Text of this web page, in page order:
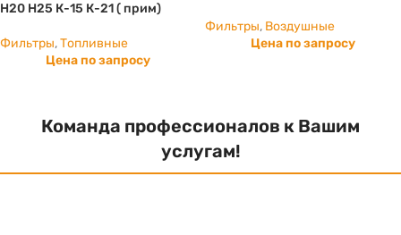
H20 H25 К-15 К-21 ( прим)
Фильтры,Топливные
Цена по запросу
Фильтры, Воздушные
Цена по запросу
Команда профессионалов к Вашим
услугам!